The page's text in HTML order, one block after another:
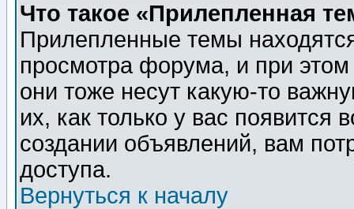
Что такое «Прилепленная
Прилепленные темы
просмотра форума, и при
они тоже несут какую-то
их, как только у вас появится
создании объявлений, вам
доступа.
Вернуться к началу